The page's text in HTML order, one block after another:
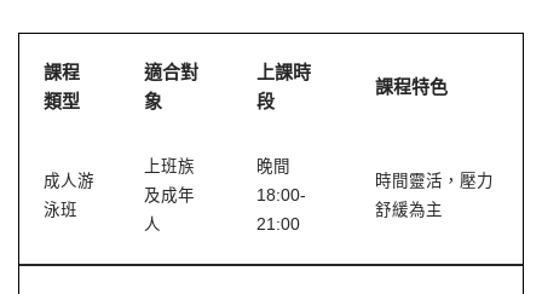
課程
類型
適合對
象
上課時
段
課程特色
成人游
泳班
上班族
及成年
人
晚間
18:00-
21:00
時間靈活，壓力
舒緩為主